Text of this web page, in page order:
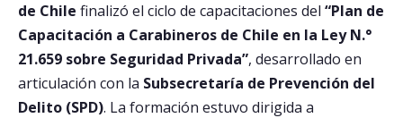
de Chile finalizó el ciclo de capacitaciones del “Plan de
Capacitación a Carabineros de Chile en la Ley N.°
21.659 sobre Seguridad Privada”, desarrollado en
articulación con la Subsecretaría de Prevención del
Delito (SPD). La formación estuvo dirigida a